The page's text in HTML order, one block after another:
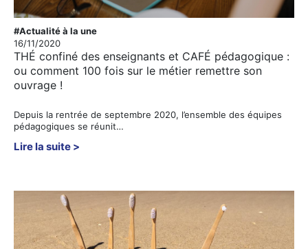
#Actualité à la une
16/11/2020
THÉ confiné des enseignants et CAFÉ pédagogique :
ou comment 100 fois sur le métier remettre son
ouvrage !
Depuis la rentrée de septembre 2020, l’ensemble des équipes
pédagogiques se réunit…
Lire la suite